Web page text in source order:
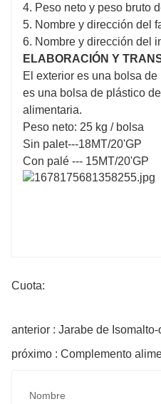
4. Peso neto y peso bruto
5. Nombre y dirección del
6. Nombre y dirección del
ELABORACIÓN Y
El exterior es una bolsa
es una bolsa de plástico
alimentaria.
Peso neto: 25 kg / bolsa
Sin palet---18MT/20'GP
Con palé --- 15MT/20'GP
Cuota:
Nombre